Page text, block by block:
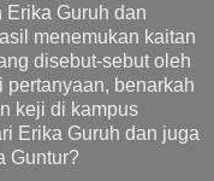
Erika Guruh dan
menemukan kaitan
disebut-sebut oleh
pertanyaan, benarkah
keji di kampus
Erika Guruh dan juga
Guntur?